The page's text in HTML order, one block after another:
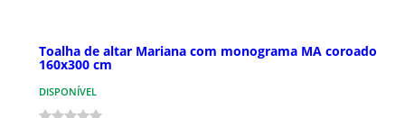
Toalha de altar Mariana com monograma MA coroado
160x300 cm
DISPONÍVEL